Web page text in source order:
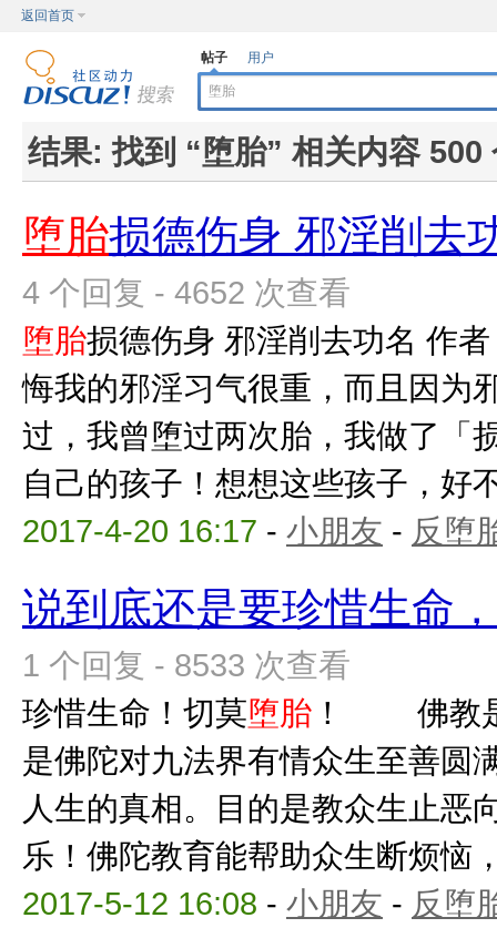
返回首页
帖子 用户
结果:找到 “堕胎” 相关内容 500
堕胎损德伤身 邪淫削去
4 个回复 - 4652 次查看
堕胎损德伤身 邪淫削去功名 作
悔我的邪淫习气很重，而且因为
过，我曾堕过两次胎，我做了「
自己的孩子！想想这些孩子，好
2017-4-20 16:17 - 小朋友 - 反堕
说到底还是要珍惜生命
1 个回复 - 8533 次查看
珍惜生命！切莫堕胎 ！ 佛教是
是佛陀对九法界有情众生至善圆
人生的真相。目的是教众生止恶
乐！佛陀教育能帮助众生断烦恼
2017-5-12 16:08 - 小朋友 - 反堕